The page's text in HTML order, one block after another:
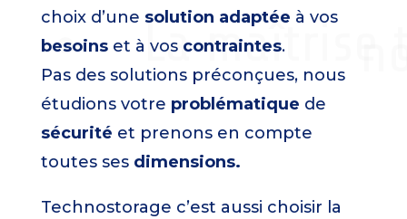
La maîtrise
choix d’une solution adaptée à vos
besoinset à vos contraintes.
Pas des solutions préconçues, nous
étudions votre problématique de
sécurité et prenons en compte
toutes ses dimensions.
Technostorage c’est aussi choisir la